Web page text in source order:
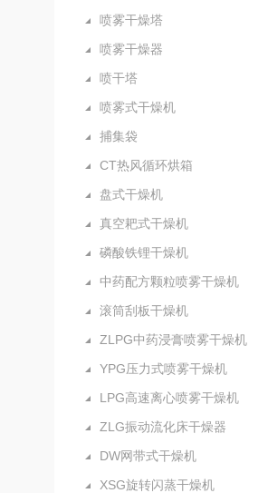
喷雾干燥塔
喷雾干燥器
喷干塔
喷雾式干燥机
捕集袋
CT热风循环烘箱
盘式干燥机
真空耙式干燥机
磷酸铁锂干燥机
中药配方颗粒喷雾干燥机
滚筒刮板干燥机
ZLPG中药浸膏喷雾干燥机
YPG压力式喷雾干燥机
LPG高速离心喷雾干燥机
ZLG振动流化床干燥器
DW网带式干燥机
XSG旋转闪蒸干燥机